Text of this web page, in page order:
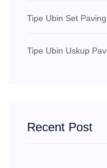
Tipe Ubin Set
Tipe Ubin Uskup
Recent Post